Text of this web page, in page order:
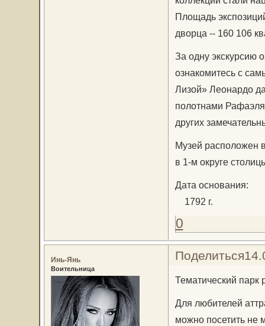
Площадь
дворца -- 160 106
За одну экскурсию
ознакомитесь с
Лизой» Леонардо
полотнами
других
Музей расположен
в 1-м округе
Дата основания:
1792 г.
0
Поделиться
Инь-Янь
Воительница
Тематический парк
Для любителей
можно посетить не